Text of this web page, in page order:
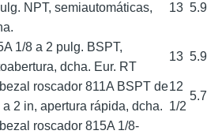
NPT, semiautomáticas,
13 5.9
1/8 a 2 pulg. BSPT,
dcha. Eur. RT
13 5.9
roscador 811A BSPT de
a 2 in, apertura rápida, dcha.
12
1/2
5.7
roscador 815A 1/8-